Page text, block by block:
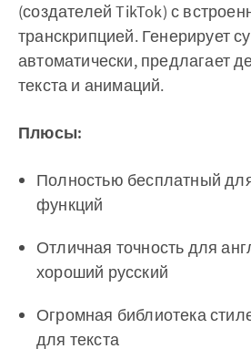
(создателей TikTok) с
транскрипцией. Генерирует
автоматически, предлагает
текста и анимаций.
Плюсы:
Полностью бесплатный
функций
Отличная точность для
хороший русский
Огромная библиотека
для текста